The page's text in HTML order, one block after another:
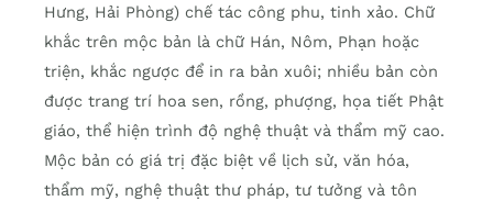
Hưng, Hải Phòng) chế tác công phu, tinh xảo. Chữ
khắc trên mộc bản là chữ Hán, Nôm, Phạn hoặc
triện, khắc ngược để in ra bản xuôi; nhiều bản còn
được trang trí hoa sen, rồng, phượng, họa tiết Phật
giáo, thể hiện trình độ nghệ thuật và thẩm mỹ cao.
Mộc bản có giá trị đặc biệt về lịch sử, văn hóa,
thẩm mỹ, nghệ thuật thư pháp, tư tưởng và tôn